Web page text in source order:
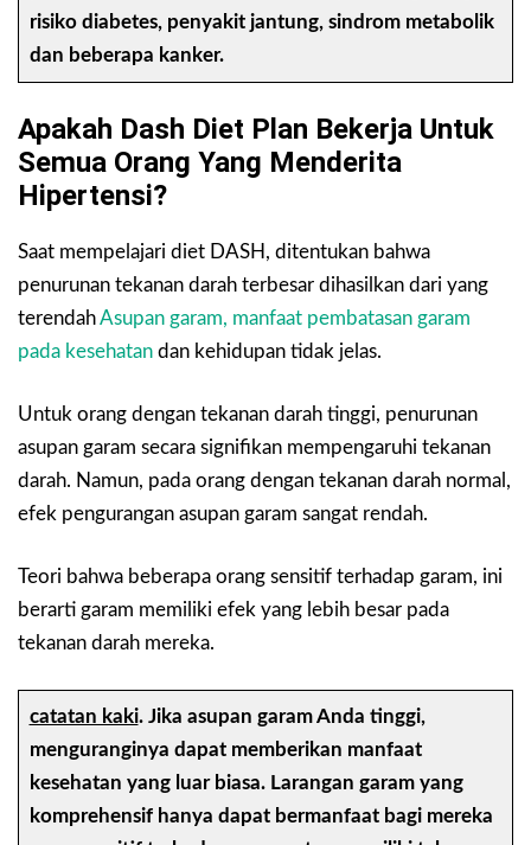
risiko diabetes, penyakit jantung, sindrom metabolik
dan beberapa kanker.
Apakah Dash Diet Plan Bekerja Untuk
Semua Orang Yang Menderita
Hipertensi?
Saat mempelajari diet DASH, ditentukan bahwa
penurunan tekanan darah terbesar dihasilkan dari yang
terendahAsupan garam, manfaat pembatasan garam
pada kesehatan dan kehidupan tidak jelas.
Untuk orang dengan tekanan darah tinggi, penurunan
asupan garam secara signifikan mempengaruhi tekanan
darah. Namun, pada orang dengan tekanan darah normal,
efek pengurangan asupan garam sangat rendah.
Teori bahwa beberapa orang sensitif terhadap garam, ini
berarti garam memiliki efek yang lebih besar pada
tekanan darah mereka.
catatan kaki. Jika asupan garam Anda tinggi,
menguranginya dapat memberikan manfaat
kesehatan yang luar biasa. Larangan garam yang
komprehensif hanya dapat bermanfaat bagi mereka